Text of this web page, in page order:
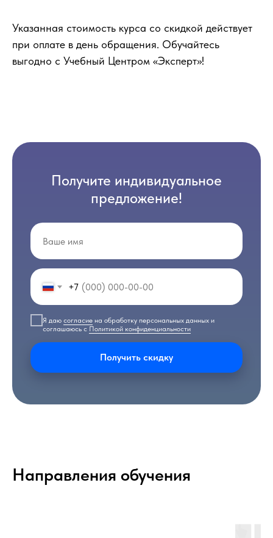
Указанная стоимость курса со скидкой действует
при оплате в день обращения. Обучайтесь
выгодно с Учебный Центром «Эксперт»!
Получите индивидуальное
предложение!
+7
Я даю согласие на обработку персональных данных и
соглашаюсь с Политикой конфиденциальности
Получить скидку
Направления обучения